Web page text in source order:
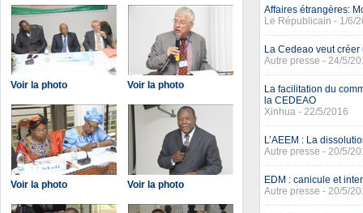
Voir la photo Voir la photo
Voir la photo Voir la photo
Affaires étrangères:
Le Républicain - 1/6/
La Cedeao veut
Autre presse - 24/5/
La facilitation du
la CEDEAO
Xinhua - 22/5/2016
L’AEEM : La
Autre presse - 20/5/
EDM : canicule et
Autre presse - 20/5/